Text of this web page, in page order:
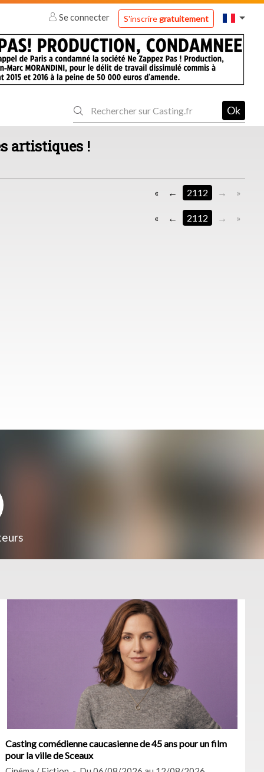
Se connecter S'inscriregratuitement
Ok
artistiques !
« 2112 »
« 2112 »
Casting comédienne caucasienne de 45 ans pour un film
pour la ville de Sceaux